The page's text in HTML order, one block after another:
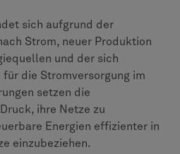
sich aufgrund der
Strom, neuer Produktion
und der sich
die Stromversorgung im
setzen die
ihre Netze zu
Energien effizienter in
einzubeziehen.